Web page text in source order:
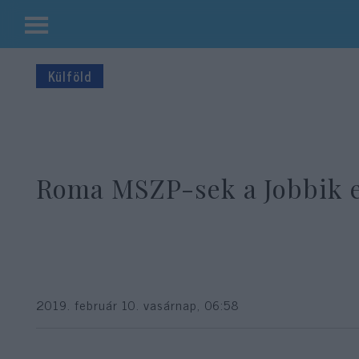
Kilépés
tartalomba
Külföld
Roma MSZP-sek a Jobbik
2019. február 10. vasárnap, 06:58